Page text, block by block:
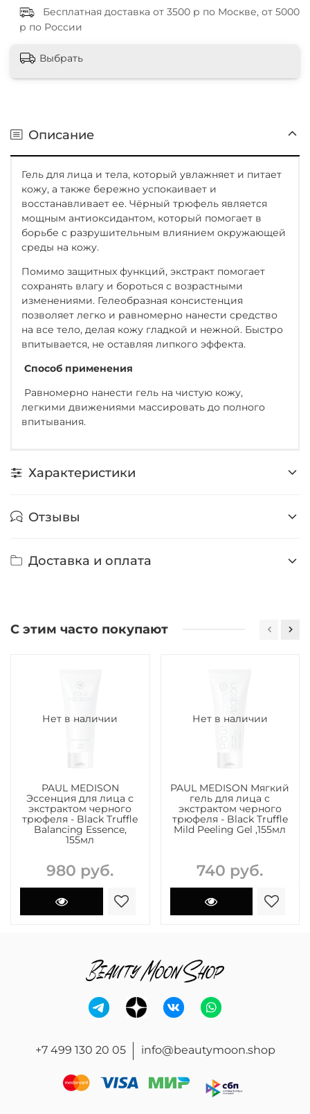
Бесплатная доставка от 3500 р по Москве, от 5000
р по России
Выбрать
Описание
Гель для лица и тела, который увлажняет и питает
кожу, а также бережно успокаивает и
восстанавливает ее. Чёрный трюфель является
мощным антиоксидантом, который помогает в
борьбе с разрушительным влиянием окружающей
среды на кожу.
Помимо защитных функций, экстракт помогает
сохранять влагу и бороться с возрастными
изменениями. Гелеобразная консистенция
позволяет легко и равномерно нанести средство
на все тело, делая кожу гладкой и нежной. Быстро
впитывается, не оставляя липкого эффекта.
Способ применения
Равномерно нанести гель на чистую кожу,
легкими движениями массировать до полного
впитывания.
Характеристики
Отзывы
Доставка и оплата
С этим часто покупают
Нет в наличии
PAUL MEDISON
Эссенция для лица с
экстрактом черного
трюфеля - Black Truffle
Balancing Essence,
155мл
980 руб.
Нет в наличии
PAUL MEDISON Мягкий
гель для лица с
экстрактом черного
трюфеля - Black Truffle
Mild Peeling Gel ,155мл
740 руб.
+7 499 130 20 05 info@beautymoon.shop